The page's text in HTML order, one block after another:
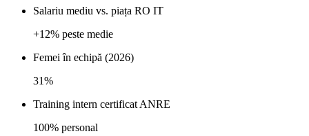
Salariu mediu vs. piața RO IT
+12% peste medie
Femei în echipă (2026)
31%
Training intern certificat ANRE
100% personal